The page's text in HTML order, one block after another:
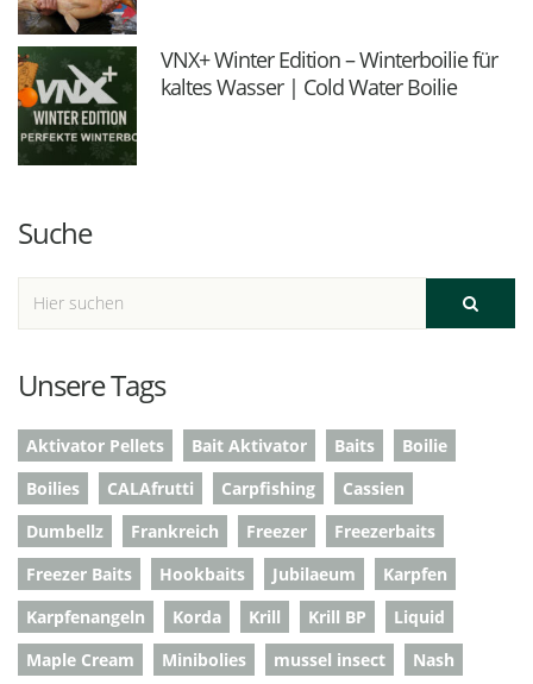
VNX+ Winter Edition – Winterboilie für
kaltes Wasser | Cold Water Boilie
Suche
Unsere Tags
Aktivator Pellets Bait Aktivator Baits
Boilie
Boilies
CALAfrutti Carpfishing
Cassien
Dumbellz
Frankreich Freezer
Freezerbaits
Freezer Baits
Hookbaits Jubilaeum
Karpfen
Karpfenangeln
Korda Krill Krill BP
Liquid
Maple Cream
Minibolies mussel insect
Nash